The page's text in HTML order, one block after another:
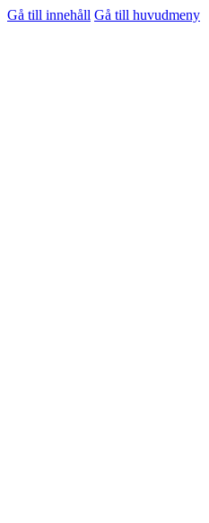
Gå till innehåll Gå till huvudmeny